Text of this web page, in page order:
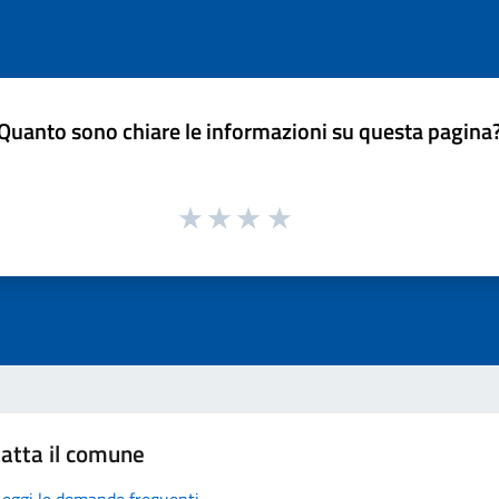
sono chiare le informazioni su questa
il comune